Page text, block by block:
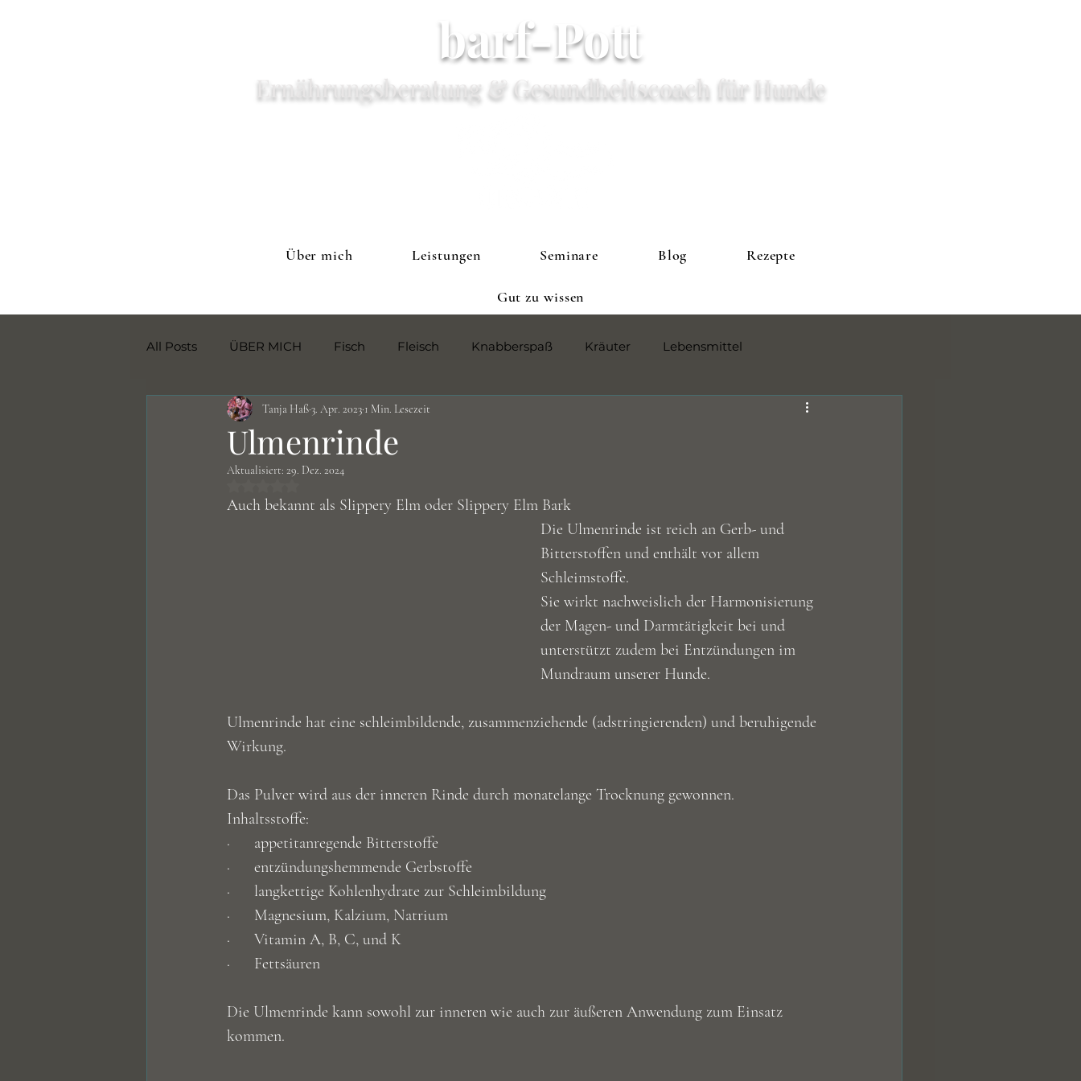
barf-Pott
Ernährungsberatung & Gesundheitscoach für Hunde
Über mich Leistungen Seminare Blog Rezepte
Gut zu wissen
All Posts ÜBER MICH Fisch Fleisch Knabberspaß Kräuter Lebensmittel
Nahrungsergänzungsmittel Nüsse&Samen Hundeleckerli
Erkrankungen Rezepte
Ulmenrinde
Tanja Haß3. Apr. 2023 1 Min. Lesezeit
Aktualisiert: 29. Dez. 2024
Auch bekannt als Slippery Elm oder Slippery Elm Bark
Die Ulmenrinde ist reich an Gerb- und
Bitterstoffen und enthält vor allem
Schleimstoffe.
Sie wirkt nachweislich der Harmonisierung
der Magen- und Darmtätigkeit bei und
unterstützt zudem bei Entzündungen im
Mundraum unserer Hunde.
Ulmenrinde hat eine schleimbildende, zusammenziehende (adstringierenden) und beruhigende
Wirkung.
Das Pulver wird aus der inneren Rinde durch monatelange Trocknung gewonnen.
Inhaltsstoffe:
·      appetitanregende Bitterstoffe
·      entzündungshemmende Gerbstoffe
·      langkettige Kohlenhydrate zur Schleimbildung
·      Magnesium, Kalzium, Natrium
·      Vitamin A, B, C, und K
·      Fettsäuren
Die Ulmenrinde kann sowohl zur inneren wie auch zur äußeren Anwendung zum Einsatz
kommen.